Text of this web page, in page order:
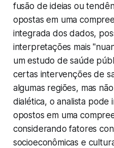
fusão de ideias ou
opostas em uma
integrada dos dados,
interpretações mais "
um estudo de saúde
certas intervenções de
algumas regiões, mas
dialética, o analista pode
opostos em uma
considerando fatores
socioeconômicas e